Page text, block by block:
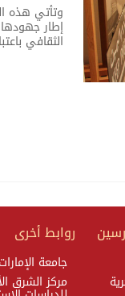
وتأتي هذه
إطار
الثقافي
روابط أخرى
جامعة الإمارات
مركز الشرق